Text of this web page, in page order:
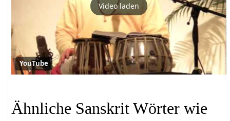
Video laden
YouTube
Ähnliche Sanskrit Wörter wie